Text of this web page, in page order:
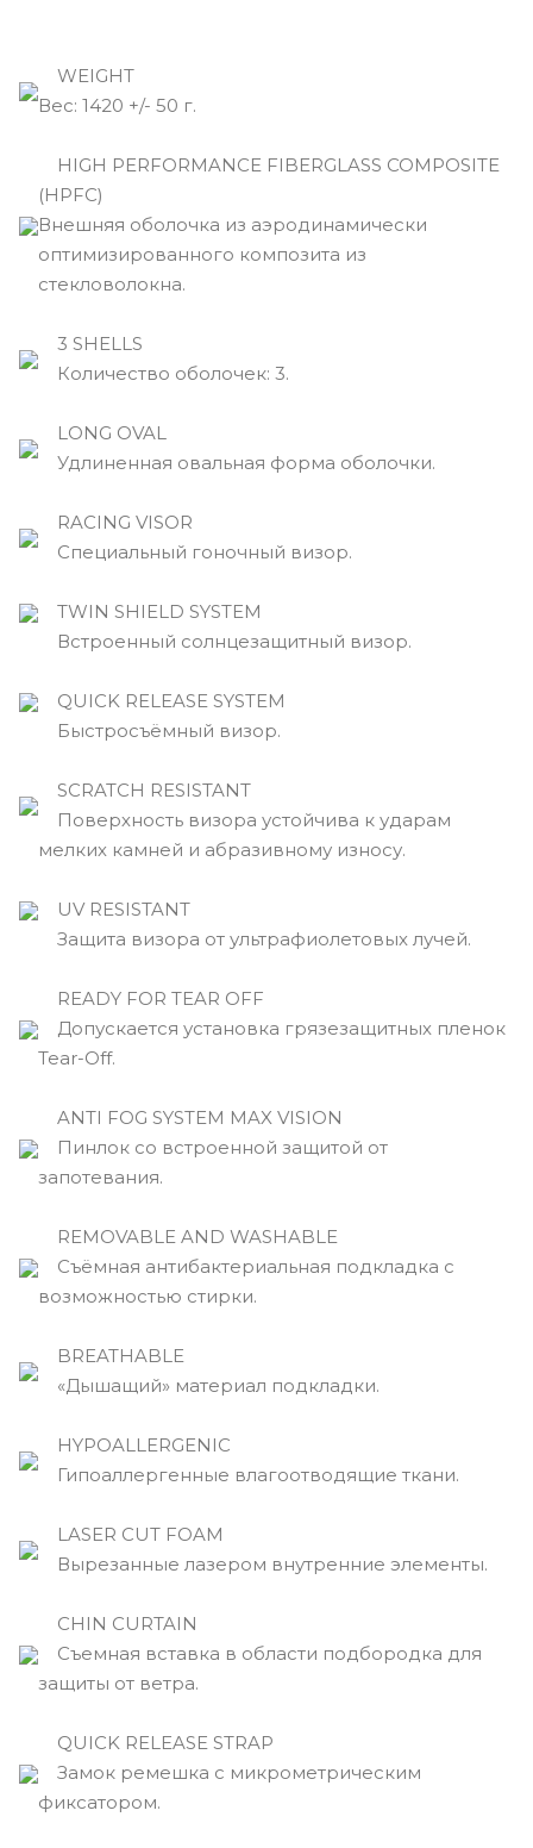
WEIGHT
Вec: 1420 +/- 50 г.
HIGH PERFORMANCE FIBERGLASS COMPOSITE
(HPFC)
Внешняя оболочка из аэродинамически
оптимизированного композита из
стекловолокна.
3 SHELLS
Количество оболочек: 3.
LONG OVAL
Удлиненная овальная форма оболочки.
RACING VISOR
Специальный гоночный визор.
TWIN SHIELD SYSTEM
Встроенный солнцезащитный визор.
QUICK RELEASE SYSTEM
Быстросъёмный визор.
SCRATCH RESISTANT
Поверхность визора устойчива к ударам
мелких камней и абразивному износу.
UV RESISTANT
Защита визора от ультрафиолетовых лучей.
READY FOR TEAR OFF
Допускается установка грязезащитных пленок
Tear-Off.
ANTI FOG SYSTEM MAX VISION
Пинлок со встроенной защитой от
запотевания.
REMOVABLE AND WASHABLE
Съёмная антибактериальная подкладка с
возможностью стирки.
BREATHABLE
«Дышащий» материал подкладки.
HYPOALLERGENIC
Гипоаллергенные влагоотводящие ткани.
LASER CUT FOAM
Вырезанные лазером внутренние элементы.
CHIN CURTAIN
Съемная вставка в области подбородка для
защиты от ветра.
QUICK RELEASE STRAP
Замок ремешка с микрометрическим
фиксатором.